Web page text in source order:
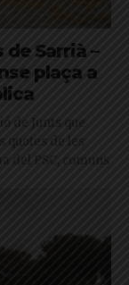
Sarrià –
plaça a
de Junts que
quotes de les
del PSC, comuns